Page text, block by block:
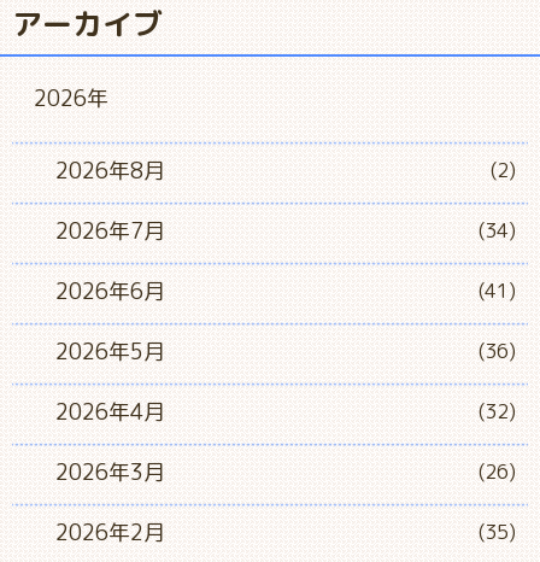
アーカイブ
2026年
2026年8月 (2)
2026年7月 (34)
2026年6月 (41)
2026年5月 (36)
2026年4月 (32)
2026年3月 (26)
2026年2月 (35)